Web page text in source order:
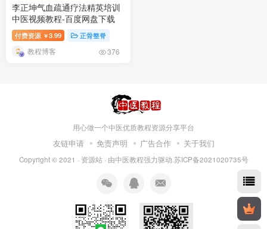
李正坤气血疏通疗法精英培训
中医视频教程-百度网盘下载
付费资源 ￥3.99 正骨整脊
教程博客 376
用心做一个中医优质教程资源分享平台
友链申请 免责声明 广告合作 关于我们
Copyright © 2021 · 资源站· 由中医教程强力驱动.苏ICP备2021020735号